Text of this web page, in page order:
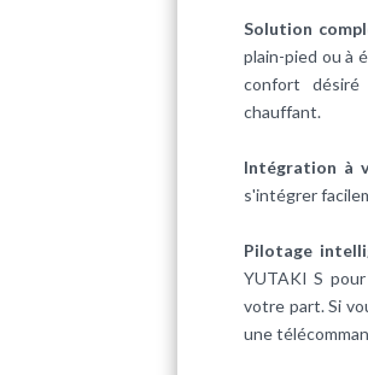
Solution
plain-pied ou à
confort
chauffant.
Intégration à
s'intégrer
Pilotage
YUTAKI S
votre part. Si
une